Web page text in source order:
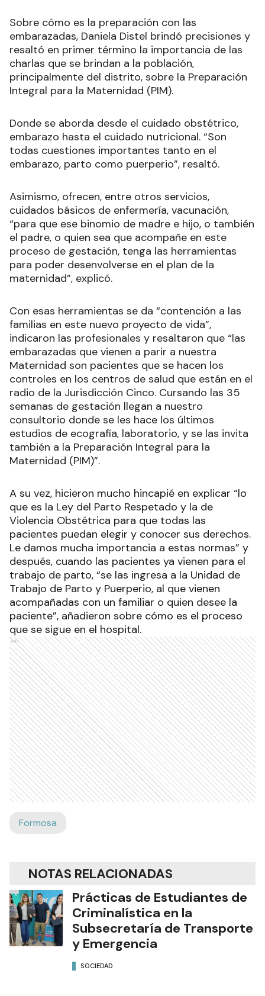
Sobre cómo es la preparación con las
embarazadas, Daniela Distel brindó precisiones y
resaltó en primer término la importancia de las
charlas que se brindan a la población,
principalmente del distrito, sobre la Preparación
Integral para la Maternidad (PIM).
Donde se aborda desde el cuidado obstétrico,
embarazo hasta el cuidado nutricional. “Son
todas cuestiones importantes tanto en el
embarazo, parto como puerperio”, resaltó.
Asimismo, ofrecen, entre otros servicios,
cuidados básicos de enfermería, vacunación,
“para que ese binomio de madre e hijo, o también
el padre, o quien sea que acompañe en este
proceso de gestación, tenga las herramientas
para poder desenvolverse en el plan de la
maternidad”, explicó.
Con esas herramientas se da “contención a las
familias en este nuevo proyecto de vida”,
indicaron las profesionales y resaltaron que “las
embarazadas que vienen a parir a nuestra
Maternidad son pacientes que se hacen los
controles en los centros de salud que están en el
radio de la Jurisdicción Cinco. Cursando las 35
semanas de gestación llegan a nuestro
consultorio donde se les hace los últimos
estudios de ecografía, laboratorio, y se las invita
también a la Preparación Integral para la
Maternidad (PIM)”.
A su vez, hicieron mucho hincapié en explicar “lo
que es la Ley del Parto Respetado y la de
Violencia Obstétrica para que todas las
pacientes puedan elegir y conocer sus derechos.
Le damos mucha importancia a estas normas” y
después, cuando las pacientes ya vienen para el
trabajo de parto, “se las ingresa a la Unidad de
Trabajo de Parto y Puerperio, al que vienen
acompañadas con un familiar o quien desee la
paciente”, añadieron sobre cómo es el proceso
que se sigue en el hospital.
Ads
Formosa
NOTAS RELACIONADAS
Prácticas de Estudiantes de
Criminalística en la
Subsecretaría de Transporte
y Emergencia
SOCIEDAD